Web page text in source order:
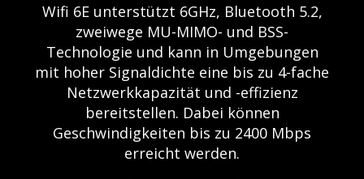
Wifi 6E unterstützt 6GHz, Bluetooth 5.2,
zweiwege MU-MIMO- und BSS-
Technologie und kann in Umgebungen
mit hoher Signaldichte eine bis zu 4-fache
Netzwerkkapazität und -effizienz
bereitstellen. Dabei können
Geschwindigkeiten bis zu 2400 Mbps
erreicht werden.